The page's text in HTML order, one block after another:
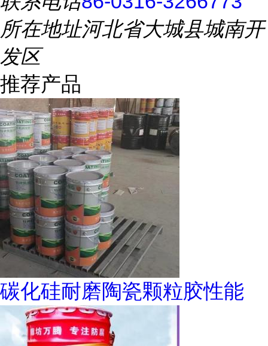
所在地址河北省大城县城南开
发区
推荐产品
碳化硅耐磨陶瓷颗粒胶性能